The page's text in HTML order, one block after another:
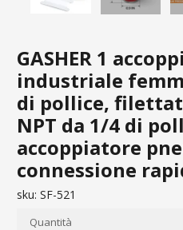
GASHER 1
industriale
di pollice,
NPT da 1/4 di
accoppiatore
connessione
sku: SF-521
Quantità